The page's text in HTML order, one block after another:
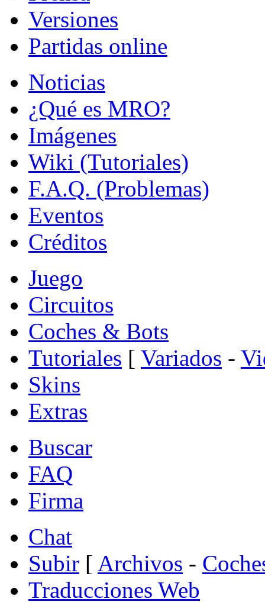
Versiones
Partidas online
Noticias
¿Qué es MRO?
Imágenes
Wiki (Tutoriales)
F.A.Q. (Problemas)
Eventos
Créditos
Juego
Circuitos
Coches & Bots
Tutoriales [ Variados -
Skins
Extras
Buscar
FAQ
Firma
Chat
Subir [ Archivos -
Traducciones Web